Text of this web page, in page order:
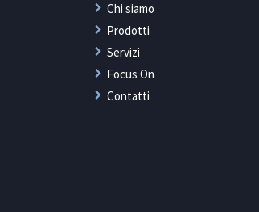
Chi siamo
Prodotti
Servizi
Focus On
Contatti